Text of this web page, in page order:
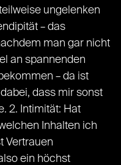
ungelenken
– das
man gar nicht
an spannenden
– da ist
dass mir sonst
2. Intimität: Hat
Inhalten ich
Vertrauen
ein höchst